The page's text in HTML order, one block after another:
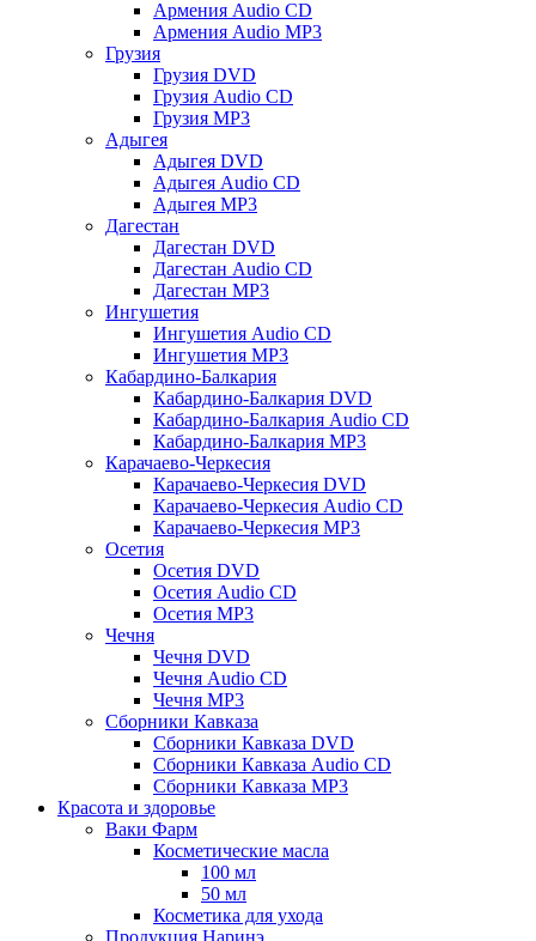
Армения Audio CD
Армения Audio MP3
Грузия
Грузия DVD
Грузия Audio CD
Грузия MP3
Адыгея
Адыгея DVD
Адыгея Audio CD
Адыгея MP3
Дагестан
Дагестан DVD
Дагестан Audio CD
Дагестан MP3
Ингушетия
Ингушетия Audio CD
Ингушетия MP3
Кабардино-Балкария
Кабардино-Балкария DVD
Кабардино-Балкария Audio CD
Кабардино-Балкария MP3
Карачаево-Черкесия
Карачаево-Черкесия DVD
Карачаево-Черкесия Audio CD
Карачаево-Черкесия MP3
Осетия
Осетия DVD
Осетия Audio CD
Осетия MP3
Чечня
Чечня DVD
Чечня Audio CD
Чечня MP3
Сборники Кавказа
Сборники Кавказа DVD
Сборники Кавказа Audio CD
Сборники Кавказа MP3
Красота и здоровье
Ваки Фарм
Косметические масла
100 мл
50 мл
Косметика для ухода
Продукция Наринэ